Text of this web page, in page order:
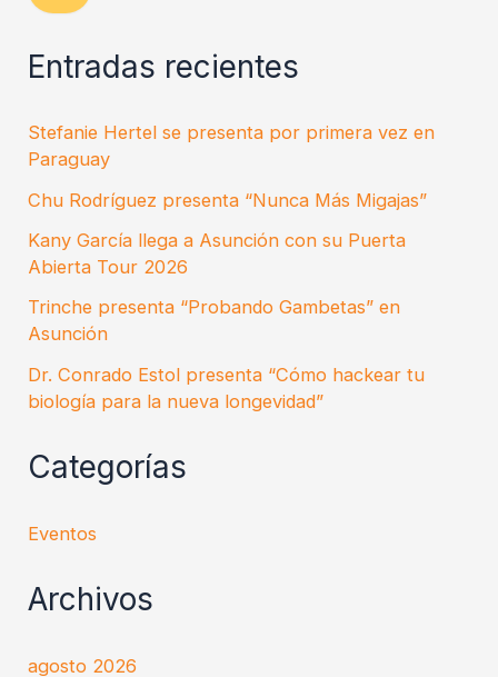
Entradas recientes
Stefanie Hertel se presenta por primera vez en
Paraguay
Chu Rodríguez presenta “Nunca Más Migajas”
Kany García llega a Asunción con su Puerta
Abierta Tour 2026
Trinche presenta “Probando Gambetas” en
Asunción
Dr. Conrado Estol presenta “Cómo hackear tu
biología para la nueva longevidad”
Categorías
Eventos
Archivos
agosto 2026